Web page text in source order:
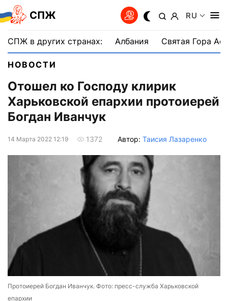
СПЖ RU
СПЖ в других странах: Албания Святая Гора
НОВОСТИ
Отошел ко Господу клирик
Харьковской епархии протоиерей
Богдан Иванчук
14 Марта 2022 12:19 1372 Автор: Таисия Лазаренко
Протоиерей Богдан Иванчук. Фото: пресс-служба Харьковской
епархии